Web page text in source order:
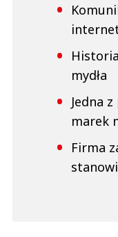
mydła
Jedna
marek
Firma